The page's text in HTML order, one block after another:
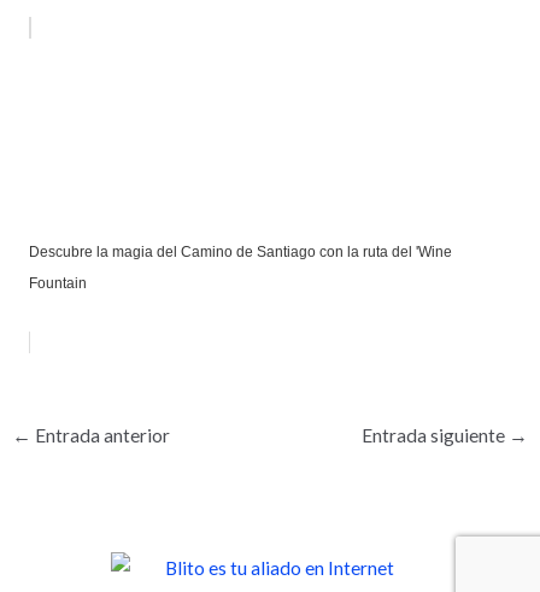
Descubre la magia del Camino de Santiago con la ruta del 'Wine
Fountain
← Entrada anterior Entrada siguiente →